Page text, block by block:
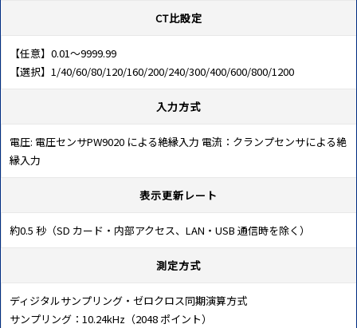
CT比設定
【任意】0.01～9999.99
【選択】1/40/60/80/120/160/200/240/300/400/600/800/1200
入力方式
電圧: 電圧センサPW9020 による絶縁入力 電流：クランプセンサによる絶
縁入力
表示更新レート
約0.5 秒（SD カード・内部アクセス、LAN・USB 通信時を除く）
測定方式
ディジタルサンプリング・ゼロクロス同期演算方式
サンプリング：10.24kHz（2048 ポイント）